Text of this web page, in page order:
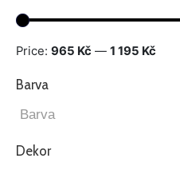
Price: 965 Kč — 1 195 Kč
Barva
Dekor